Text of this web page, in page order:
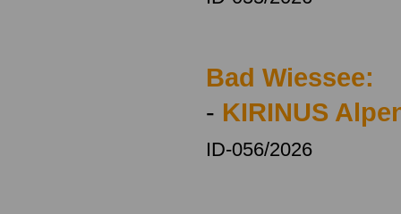
Bad Wiessee:
- KIRINUS
ID-056/2026